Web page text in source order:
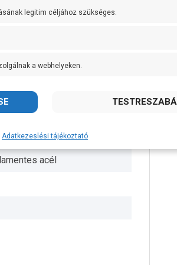
liter/perc
acél
acél
legitim céljához szükséges.
a webhelyeken.
Adatkezeslési tájékoztató